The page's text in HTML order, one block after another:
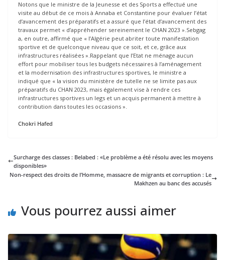
Notons que le ministre de la Jeunesse et des Sports a effectué une
visite au début de ce mois à Annaba et Constantine pour évaluer l’état
d’avancement des préparatifs et a assuré que l’état d’avancement des
travaux permet « d’appréhender sereinement le CHAN 2023 ».Sebgag
a, en outre, affirmé que « l’Algérie peut abriter toute manifestation
sportive et de quelconque niveau que ce soit, et ce, grâce aux
infrastructures réalisées ».Rappelant que l’Etat ne ménage aucun
effort pour mobiliser tous les budgets nécessaires à l’aménagement
et la modernisation des infrastructures sportives, le ministre a
indiqué que « la vision du ministère de tutelle ne se limite pas aux
préparatifs du CHAN 2023, mais également vise à rendre ces
infrastructures sportives un legs et un acquis permanent à mettre à
contribution dans toutes les occasions ».
Chokri Hafed
Surcharge des classes : Belabed : «Le problème a été résolu avec les moyens
disponibles»
Non-respect des droits de l’Homme, massacre de migrants et corruption : Le
Makhzen au banc des accusés
Vous pourrez aussi aimer